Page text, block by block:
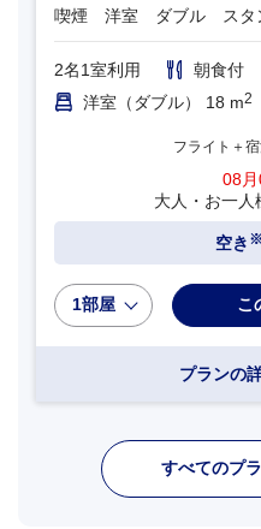
喫煙 洋室 ダブル スタ
2名1室利用
朝食付
洋室（ダブル） 18 m2
フライト＋
08
大人・お一人
空き ※
1部屋
プランの
すべてのプ